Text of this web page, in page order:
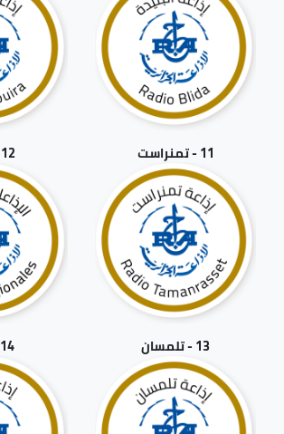
11 - تمنراست 12 - تبسة
13 - تلمسان 14 - تيارت